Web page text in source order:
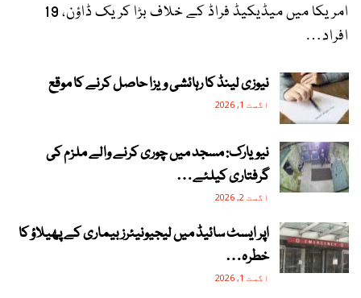
امریکا میں میڈیکیڈ فراڈ کے خلاف بڑا کریک ڈاؤن، 19
افراد…
نیوزی لینڈ کا رہائشی ویزا حاصل کرنے کا موقع
اگست 1, 2026
نیویارک: مسجد میں چوری کرنے والے ملزم کی
گرفتاری کیلئے…
اگست 2, 2026
اپر ایسٹ سائیڈ میں لیجیونیئرز بیماری کے پھیلاؤ کا
خطرہ…
اگست 1, 2026